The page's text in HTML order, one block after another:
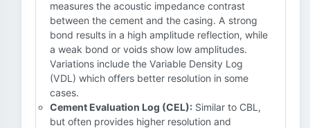
measures the acoustic impedance contrast
between the cement and the casing. A strong
bond results in a high amplitude reflection, while
a weak bond or voids show low amplitudes.
Variations include the Variable Density Log
(VDL) which offers better resolution in some
cases.
Cement Evaluation Log (CEL): Similar to CBL,
but often provides higher resolution and